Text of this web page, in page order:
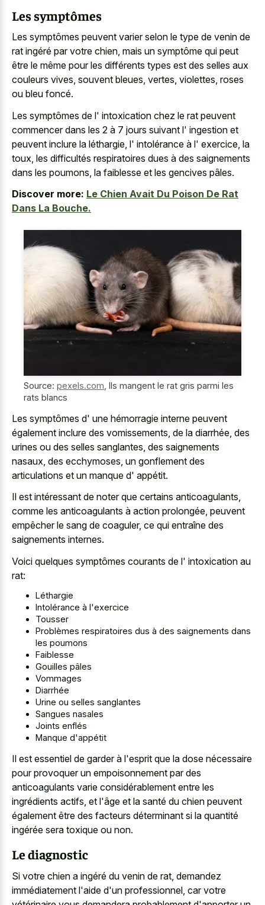
Les symptômes
Les symptômes peuvent varier selon le type de venin de
rat ingéré par votre chien, mais un symptôme qui peut
être le même pour les différents types est des selles aux
couleurs vives, souvent bleues, vertes, violettes, roses
ou bleu foncé.
Les symptômes de l' intoxication chez le rat peuvent
commencer dans les 2 à 7 jours suivant l' ingestion et
peuvent inclure la léthargie, l' intolérance à l' exercice, la
toux, les difficultés respiratoires dues à des saignements
dans les poumons, la faiblesse et les gencives pâles.
Discover more: Le Chien Avait Du Poison De Rat
Dans La Bouche.
Source: pexels.com,
Ils mangent le rat gris parmi les
rats blancs
Les symptômes d' une hémorragie interne peuvent
également inclure des vomissements, de la diarrhée, des
urines ou des selles sanglantes, des saignements
nasaux, des ecchymoses, un gonflement des
articulations et un manque d' appétit.
Il est intéressant de noter que certains anticoagulants,
comme les anticoagulants à action prolongée, peuvent
empêcher le sang de coaguler, ce qui entraîne des
saignements internes.
Voici quelques symptômes courants de l' intoxication au
rat:
Léthargie
Intolérance à l'exercice
Tousser
Problèmes respiratoires dus à des saignements dans
les poumons
Faiblesse
Gouilles pâles
Vommages
Diarrhée
Urine ou selles sanglantes
Sangues nasales
Joints enflés
Manque d'appétit
Il est essentiel de garder à l'esprit que la dose nécessaire
pour provoquer un empoisonnement par des
anticoagulants varie considérablement entre les
ingrédients actifs, et l'âge et la santé du chien peuvent
également être des facteurs déterminant si la quantité
ingérée sera toxique ou non.
Le diagnostic
Si votre chien a ingéré du venin de rat, demandez
immédiatement l'aide d'un professionnel, car votre